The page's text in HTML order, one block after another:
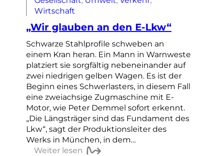
Wirtschaft
„Wir glauben an den E-Lkw“
Schwarze Stahlprofile schweben an
einem Kran heran. Ein Mann in Warnweste
platziert sie sorgfältig nebeneinander auf
zwei niedrigen gelben Wagen. Es ist der
Beginn eines Schwerlasters, in diesem Fall
eine zweiachsige Zugmaschine mit E-
Motor, wie Peter Demmel sofort erkennt.
„Die Längsträger sind das Fundament des
Lkw“, sagt der Produktionsleiter des
Werks in München, in dem…
Weiter lesen